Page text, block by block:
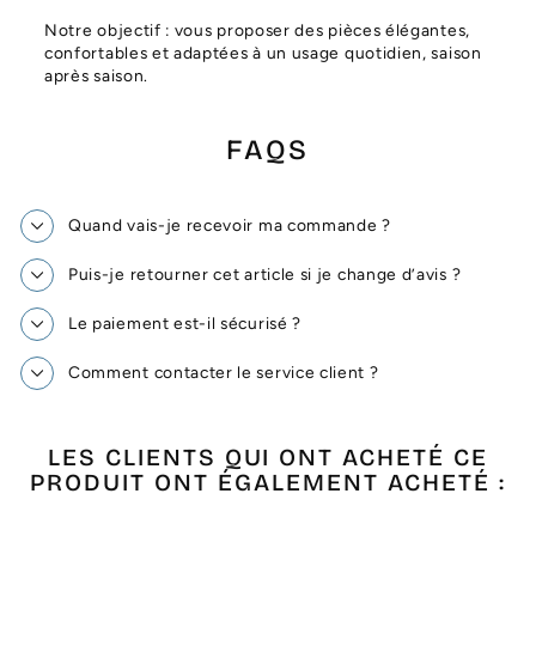
Notre objectif : vous proposer des pièces élégantes,
confortables et adaptées à un usage quotidien, saison
après saison.
FAQS
Quand vais-je recevoir ma commande ?
Puis-je retourner cet article si je change d’avis ?
Le paiement est-il sécurisé ?
Comment contacter le service client ?
LES CLIENTS QUI ONT ACHETÉ CE
PRODUIT ONT ÉGALEMENT ACHETÉ :